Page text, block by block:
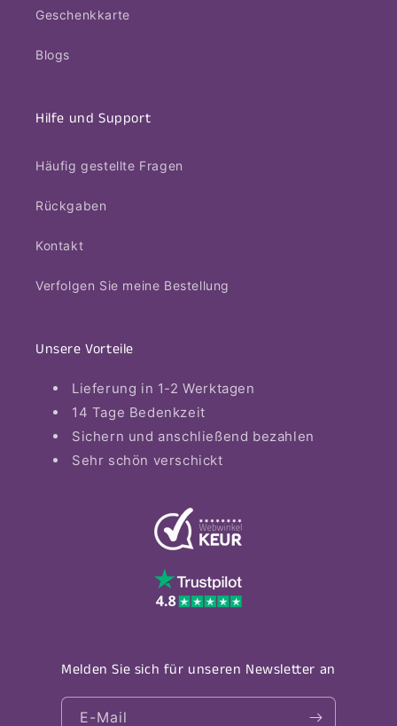
Geschenkkarte
Blogs
Hilfe und Support
Häufig gestellte Fragen
Rückgaben
Kontakt
Verfolgen Sie meine Bestellung
Unsere Vorteile
Lieferung in 1-2 Werktagen
14 Tage Bedenkzeit
Sichern und anschließend bezahlen
Sehr schön verschickt
Melden Sie sich für unseren Newsletter an
E-Mail